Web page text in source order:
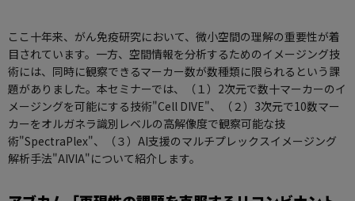
ここ十年来、がん免疫研究において、微小空間の理解の重要性が着
目されています。一方、空間情報を分析するためのイメージング技
術には、同時に観察できるマーカー数が数種類に限られるという課
題がありました。本セミナーでは、（１）2次元で数十マーカーのイ
メージングを可能にする技術"Cell DIVE"、（２）3次元で10数マー
カーをオルガネラ識別レベルの高解像度で観察可能な技
術"SpectraPlex"、（３）AI支援のマルチプレックスイメージング
解析手法"AIVIA"について紹介します。